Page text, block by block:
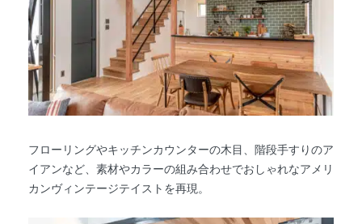
フローリングやキッチンカウンターの木目、階段手すりのア
イアンなど、素材やカラーの組み合わせでおしゃれなアメリ
カンヴィンテージテイストを再現。